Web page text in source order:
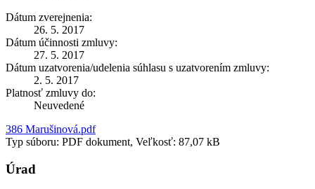
Dátum zverejnenia:
26. 5. 2017
Dátum účinnosti zmluvy:
27. 5. 2017
Dátum uzatvorenia/udelenia súhlasu s uzatvorením zmluvy:
2. 5. 2017
Platnosť zmluvy do:
Neuvedené
386 Marušinová.pdf
Typ súboru: PDF dokument, Veľkosť: 87,07 kB
Úrad